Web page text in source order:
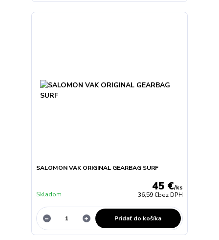
SALOMON VAK ORIGINAL GEARBAG SURF
45 €/ks
36,59 €bez DPH
Skladom
Pridať do košíka